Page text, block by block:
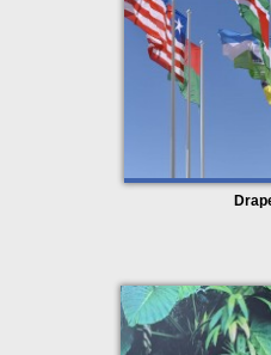
Des matières
protocolaire
Cette écharpe de maire est
options de supports
,
▪️ Satin 110 g/m², pour un
valorisant, apprécié lors